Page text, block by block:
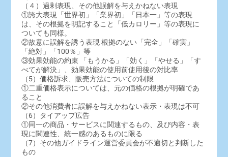
（４）過剰表現、その他誤解を与えかねない表現
①誇大表現「世界初」「業界初」「日本一」等の表現
は、その根拠を明記すること「低カロリー」等の表現に
ついても同様。
②故意に誤解を誘う表現 根拠のない「完全」「確実」
「絶対」「100％」等
③効果効能の約束 「もうかる」「効く」「やせる」「す
べてが解決」、効果効能の使用前使用後の対比率
（5）価格訴求、販売方法についての制限
①二重価格表示については、元の価格の根拠が明確であ
ること
②その他消費者に誤解を与えかねない表示・表現は不可
（6）タイアップ広告
①同一の商品・サービスに関連するもの、及び内容・表
現に関連性、統一感のあるものに限る
（7）その他ガイドライン運営委員会が不適切と判断した
もの